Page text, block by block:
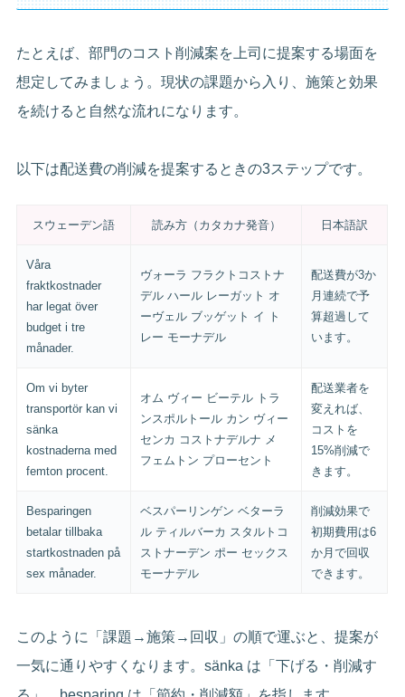
たとえば、部門のコスト削減案を上司に提案する場面を
想定してみましょう。現状の課題から入り、施策と効果
を続けると自然な流れになります。
以下は配送費の削減を提案するときの3ステップです。
スウェーデン語 読み方（カタカナ発音） 日本語訳
Våra
fraktkostnader
har legat över
budget i tre
månader.
ヴォーラ フラクトコストナ
デル ハール レーガット オ
ーヴェル ブッゲット イ ト
レー モーナデル
配送費が3か
月連続で予
算超過して
います。
Om vi byter
transportör kan vi
sänka
kostnaderna med
femton procent.
オム ヴィー ビーテル トラ
ンスポルトール カン ヴィー
センカ コストナデルナ メ
フェムトン プローセント
配送業者を
変えれば、
コストを
15%削減で
きます。
Besparingen
betalar tillbaka
startkostnaden på
sex månader.
ベスパーリンゲン ベターラ
ル ティルバーカ スタルトコ
ストナーデン ポー セックス
モーナデル
削減効果で
初期費用は6
か月で回収
できます。
このように「課題→施策→回収」の順で運ぶと、提案が
一気に通りやすくなります。sänka は「下げる・削減す